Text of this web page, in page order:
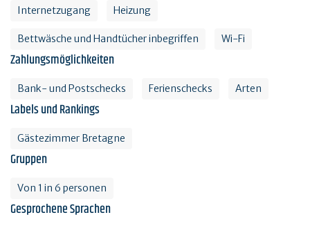
Internetzugang Heizung
Bettwäsche und Handtücher inbegriffen Wi-Fi
Zahlungsmöglichkeiten
Bank- und Postschecks Ferienschecks Arten
Labels und Rankings
Gästezimmer Bretagne
Gruppen
Von 1 in 6 personen
Gesprochene Sprachen